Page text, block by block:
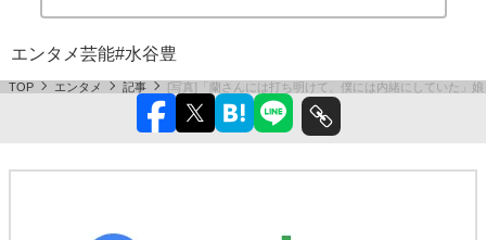
エンタメ芸能#水谷豊
TOP エンタメ 記事 [写真]「蘭さんには打ち明けて、僕には内緒にしていた」